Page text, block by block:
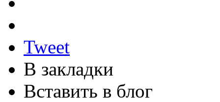
Tweet
В закладки
Вставить в блог